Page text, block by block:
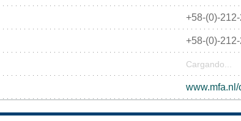
+58-(0)-
+58-(0)-
Cargando...